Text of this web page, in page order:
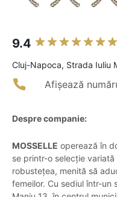
9.4
Cluj-Napoca, Strada Iuliu
Afișează
Despre companie:
MOSSELLE operează în
se printr-o selecție
robustețea, menită să
femeilor. Cu sediul într-un